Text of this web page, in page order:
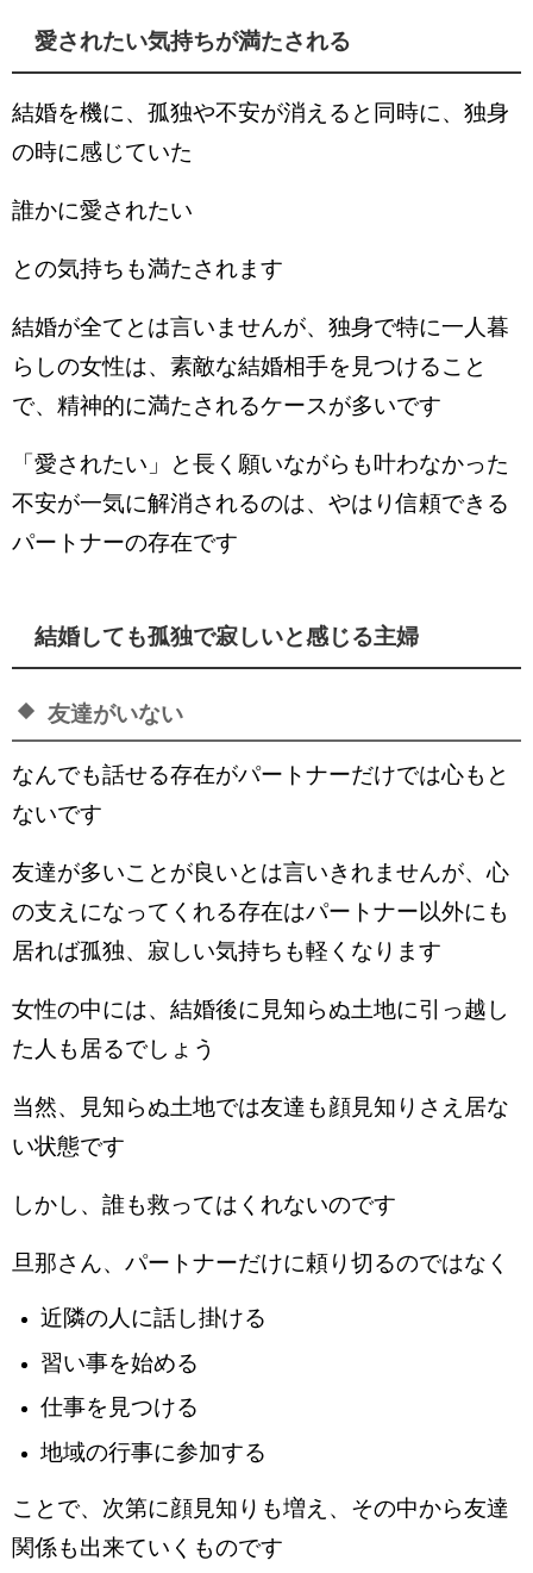
愛されたい気持ちが満たされる
結婚を機に、孤独や不安が消えると同時に、独身
の時に感じていた
誰かに愛されたい
との気持ちも満たされます
結婚が全てとは言いませんが、独身で特に一人暮
らしの女性は、素敵な結婚相手を見つけること
で、精神的に満たされるケースが多いです
「愛されたい」と長く願いながらも叶わなかった
不安が一気に解消されるのは、やはり信頼できる
パートナーの存在です
結婚しても孤独で寂しいと感じる主婦
友達がいない
なんでも話せる存在がパートナーだけでは心もと
ないです
友達が多いことが良いとは言いきれませんが、心
の支えになってくれる存在はパートナー以外にも
居れば孤独、寂しい気持ちも軽くなります
女性の中には、結婚後に見知らぬ土地に引っ越し
た人も居るでしょう
当然、見知らぬ土地では友達も顔見知りさえ居な
い状態です
しかし、誰も救ってはくれないのです
旦那さん、パートナーだけに頼り切るのではなく
近隣の人に話し掛ける
習い事を始める
仕事を見つける
地域の行事に参加する
ことで、次第に顔見知りも増え、その中から友達
関係も出来ていくものです